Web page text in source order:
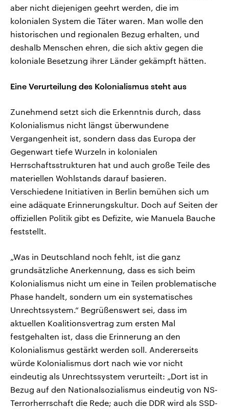
aber nicht diejenigen geehrt werden, die im
kolonialen System die Täter waren. Man wolle den
historischen und regionalen Bezug erhalten, und
deshalb Menschen ehren, die sich aktiv gegen die
koloniale Besetzung ihrer Länder gekämpft hätten.
Eine Verurteilung des Kolonialismus steht aus
Zunehmend setzt sich die Erkenntnis durch, dass
Kolonialismus nicht längst überwundene
Vergangenheit ist, sondern dass das Europa der
Gegenwart tiefe Wurzeln in kolonialen
Herrschaftsstrukturen hat und auch große Teile des
materiellen Wohlstands darauf basieren.
Verschiedene Initiativen in Berlin bemühen sich um
eine adäquate Erinnerungskultur. Doch auf Seiten der
offiziellen Politik gibt es Defizite, wie Manuela Bauche
feststellt.
„Was in Deutschland noch fehlt, ist die ganz
grundsätzliche Anerkennung, dass es sich beim
Kolonialismus nicht um eine in Teilen problematische
Phase handelt, sondern um ein systematisches
Unrechtssystem.“ Begrüßenswert sei, dass im
aktuellen Koalitionsvertrag zum ersten Mal
festgehalten ist, dass die Erinnerung an den
Kolonialismus gestärkt werden soll. Andererseits
würde Kolonialismus dort nach wie vor nicht
eindeutig als Unrechtssystem verurteilt: „Dort ist in
Bezug auf den Nationalsozialismus eindeutig von NS-
Terrorherrschaft die Rede; auch die DDR wird als SSD-